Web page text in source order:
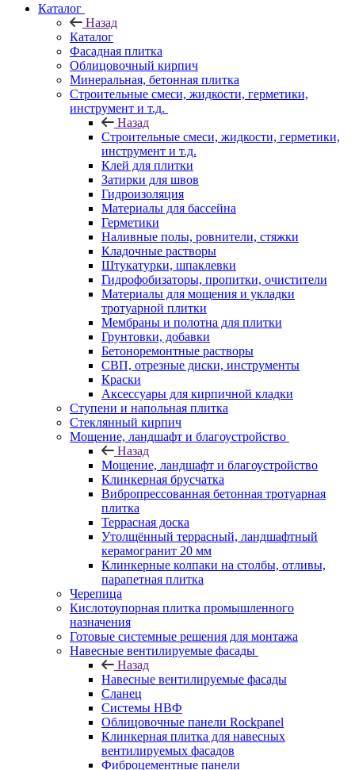
Каталог
Назад
Каталог
Фасадная плитка
Облицовочный кирпич
Минеральная, бетонная плитка
Строительные смеси, жидкости, герметики,
инструмент и т.д.
Назад
Строительные смеси, жидкости, герметики,
инструмент и т.д.
Клей для плитки
Затирки для швов
Гидроизоляция
Материалы для бассейна
Герметики
Наливные полы, ровнители, стяжки
Кладочные растворы
Штукатурки, шпаклевки
Гидрофобизаторы, пропитки, очистители
Материалы для мощения и укладки
тротуарной плитки
Мембраны и полотна для плитки
Грунтовки, добавки
Бетоноремонтные растворы
СВП, отрезные диски, инструменты
Краски
Аксессуары для кирпичной кладки
Ступени и напольная плитка
Cтеклянный кирпич
Мощение, ландшафт и благоустройство
Назад
Мощение, ландшафт и благоустройство
Клинкерная брусчатка
Вибропрессованная бетонная тротуарная
плитка
Террасная доска
Утолщённый террасный, ландшафтный
керамогранит 20 мм
Клинкерные колпаки на столбы, отливы,
парапетная плитка
Черепица
Кислотоупорная плитка промышленного
назначения
Готовые системные решения для монтажа
Навесные вентилируемые фасады
Назад
Навесные вентилируемые фасады
Сланец
Системы НВФ
Облицовочные панели Rockpanel
Клинкерная плитка для навесных
вентилируемых фасадов
Фиброцементные панели